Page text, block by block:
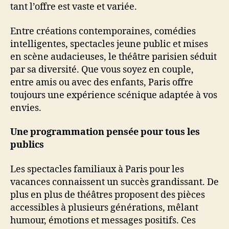
tant l’offre est vaste et variée.
Entre créations contemporaines, comédies
intelligentes, spectacles jeune public et mises
en scène audacieuses, le théâtre parisien séduit
par sa diversité. Que vous soyez en couple,
entre amis ou avec des enfants, Paris offre
toujours une expérience scénique adaptée à vos
envies.
Une programmation pensée pour tous les
publics
Les spectacles familiaux à Paris pour les
vacances connaissent un succès grandissant. De
plus en plus de théâtres proposent des pièces
accessibles à plusieurs générations, mêlant
humour, émotions et messages positifs. Ces